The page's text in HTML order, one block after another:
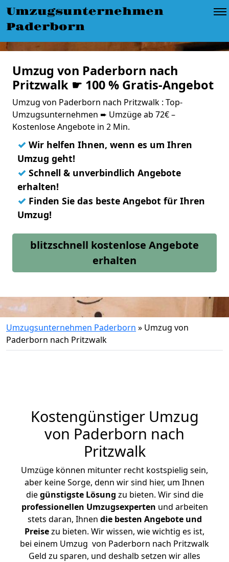
Umzugsunternehmen
Paderborn
Umzug von Paderborn nach
Pritzwalk ☛ 100 % Gratis-Angebot
Umzug von Paderborn nach Pritzwalk : Top-
Umzugsunternehmen ➨ Umzüge ab 72€ –
Kostenlose Angebote in 2 Min.
✓ Wir helfen Ihnen, wenn es um Ihren
Umzug geht!
✓ Schnell & unverbindlich Angebote
erhalten!
✓ Finden Sie das beste Angebot für Ihren
Umzug!
blitzschnell kostenlose Angebote
erhalten
Umzugsunternehmen Paderborn » Umzug von
Paderborn nach Pritzwalk
Kostengünstiger Umzug
von Paderborn nach
Pritzwalk
Umzüge können mitunter recht kostspielig sein,
aber keine Sorge, denn wir sind hier, um Ihnen
diegünstigste Lösung zu bieten. Wir sind die
professionellen Umzugsexperten und arbeiten
stets daran, Ihnen die besten Angebote und
Preisezu bieten. Wir wissen, wie wichtig es ist,
bei einem Umzug von Paderborn nach Pritzwalk
Geld zu sparen, und deshalb setzen wir alles